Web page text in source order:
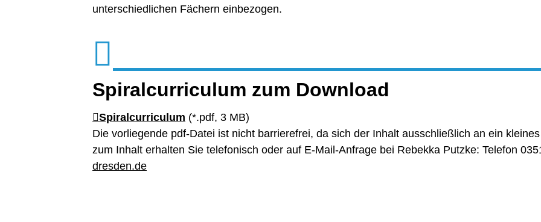
unterschiedlichen Fächern einbezogen.
Spiralcurriculum zum Download
Spiralcurriculum (*.pdf, 3 MB)
Die vorliegende pdf-Datei ist nicht barrierefrei, da sich der Inhalt ausschließlich an ein
zum Inhalt erhalten Sie telefonisch oder auf E-Mail-Anfrage bei Rebekka Putzke: Telefon
dresden.de